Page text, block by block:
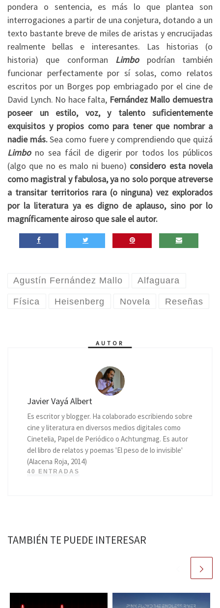
pondera o sentencia, es más lo que plantea son
interrogaciones a partir de una conjetura, dotando a un
texto bastante breve de miles de aristas y encrucijadas
realmente bellas e interesantes. Las historias (o
historia) que conforman Limbopodrían también
funcionar perfectamente por sí solas, como relatos
escritos por un Borges pop embriagado por el cine de
David Lynch. No hace falta, Fernández Mallo demuestra
poseer un estilo, voz, y talento suficientemente
exquisitos y propios como para tener que nombrar a
nadie más.Sea como fuere y comprendiendo que quizá
Limbono sea fácil de digerir por todos los públicos
(algo que no es malo ni bueno) considero esta novela
como magistral y fabulosa, ya no solo porque atreverse
a transitar territorios rara (o ninguna) vez explorados
por la literatura ya es digno de aplauso, sino por lo
magníficamente airoso que sale el autor.
Agustín Fernández Mallo Alfaguara
Física Heisenberg Novela Reseñas
AUTOR
Javier Vayá Albert
Es escritor y blogger. Ha colaborado escribiendo sobre
cine y literatura en diversos medios digitales como
Cinetelia, Papel de Periódico o Achtungmag. Es autor
del libro de relatos y poemas 'El peso de lo invisible'
(Alacena Roja, 2014)
40 ENTRADAS
TAMBIÉN TE PUEDE INTERESAR